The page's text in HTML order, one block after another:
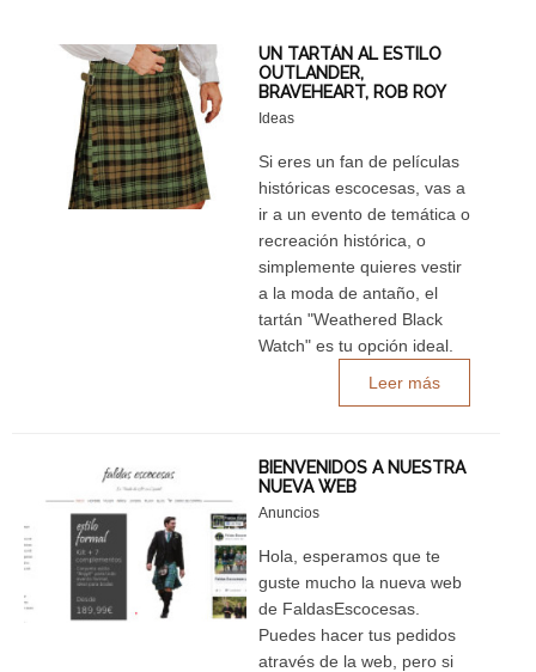
UN TARTÁN AL ESTILO
OUTLANDER,
BRAVEHEART, ROB ROY
Ideas
Si eres un fan de películas
históricas escocesas, vas a
ir a un evento de temática o
recreación histórica, o
simplemente quieres vestir
a la moda de antaño, el
tartán "Weathered Black
Watch" es tu opción ideal.
Leer más
BIENVENIDOS A NUESTRA
NUEVA WEB
Anuncios
Hola, esperamos que te
guste mucho la nueva web
de FaldasEscocesas.
Puedes hacer tus pedidos
através de la web, pero si